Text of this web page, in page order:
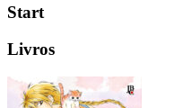
Start
Livros